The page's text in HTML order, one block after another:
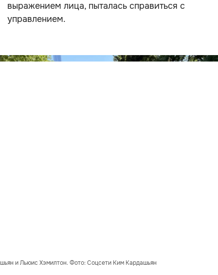
выражением лица, пыталась справиться с
управлением.
и Льюис Хэмилтон. Фото: Соцсети Ким Кардашьян